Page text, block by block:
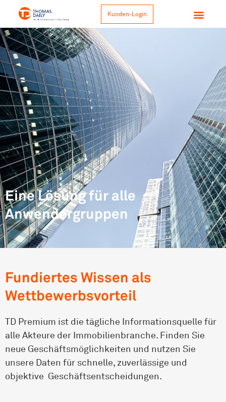
Kunden-Login
Eine Lösung für alle
Anwendergruppen
Fundiertes Wissen als
Wettbewerbsvorteil
TD Premium ist die tägliche Informationsquelle für
alle Akteure der Immobilienbranche. Finden Sie
neue Geschäftsmöglichkeiten und nutzen Sie
unsere Daten für schnelle, zuverlässige und
objektive Geschäftsentscheidungen.